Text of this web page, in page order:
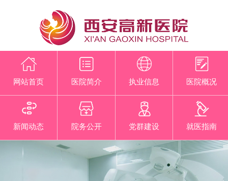
网站首页 医院简介 执业信息 医院概况
新闻动态 院务公开 党群建设 就医指南